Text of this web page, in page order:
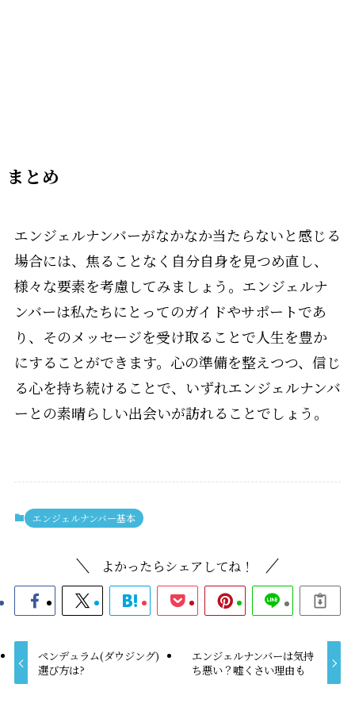
まとめ
エンジェルナンバーがなかなか当たらないと感じる
場合には、焦ることなく自分自身を見つめ直し、
様々な要素を考慮してみましょう。エンジェルナ
ンバーは私たちにとってのガイドやサポートであ
り、そのメッセージを受け取ることで人生を豊か
にすることができます。心の準備を整えつつ、信じ
る心を持ち続けることで、いずれエンジェルナンバ
ーとの素晴らしい出会いが訪れることでしょう。
エンジェルナンバー基本
よかったらシェアしてね！
ペンデュラム(ダウジング)
選び方は?
エンジェルナンバーは気持
ち悪い？嘘くさい理由も